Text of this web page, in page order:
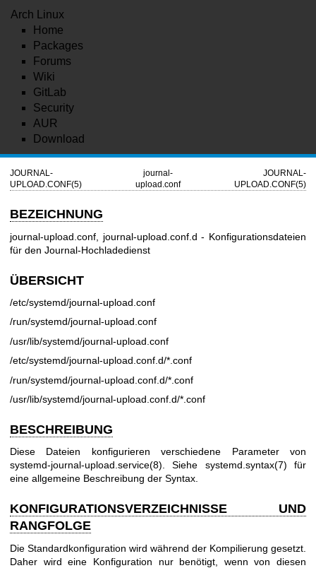
Arch Linux
Home
Packages
Forums
Wiki
GitLab
Security
AUR
Download
JOURNAL-
UPLOAD.CONF(5)
journal-
upload.conf
JOURNAL-
UPLOAD.CONF(5)
BEZEICHNUNG
journal-upload.conf, journal-upload.conf.d - Konfigurationsdateien
für den Journal-Hochladedienst
ÜBERSICHT
/etc/systemd/journal-upload.conf
/run/systemd/journal-upload.conf
/usr/lib/systemd/journal-upload.conf
/etc/systemd/journal-upload.conf.d/*.conf
/run/systemd/journal-upload.conf.d/*.conf
/usr/lib/systemd/journal-upload.conf.d/*.conf
BESCHREIBUNG
Diese Dateien konfigurieren verschiedene Parameter von
systemd-journal-upload.service(8). Siehe systemd.syntax(7) für
eine allgemeine Beschreibung der Syntax.
KONFIGURATIONSVERZEICHNISSE UND
RANGFOLGE
Die Standardkonfiguration wird während der Kompilierung gesetzt.
Daher wird eine Konfiguration nur benötigt, wenn von diesen